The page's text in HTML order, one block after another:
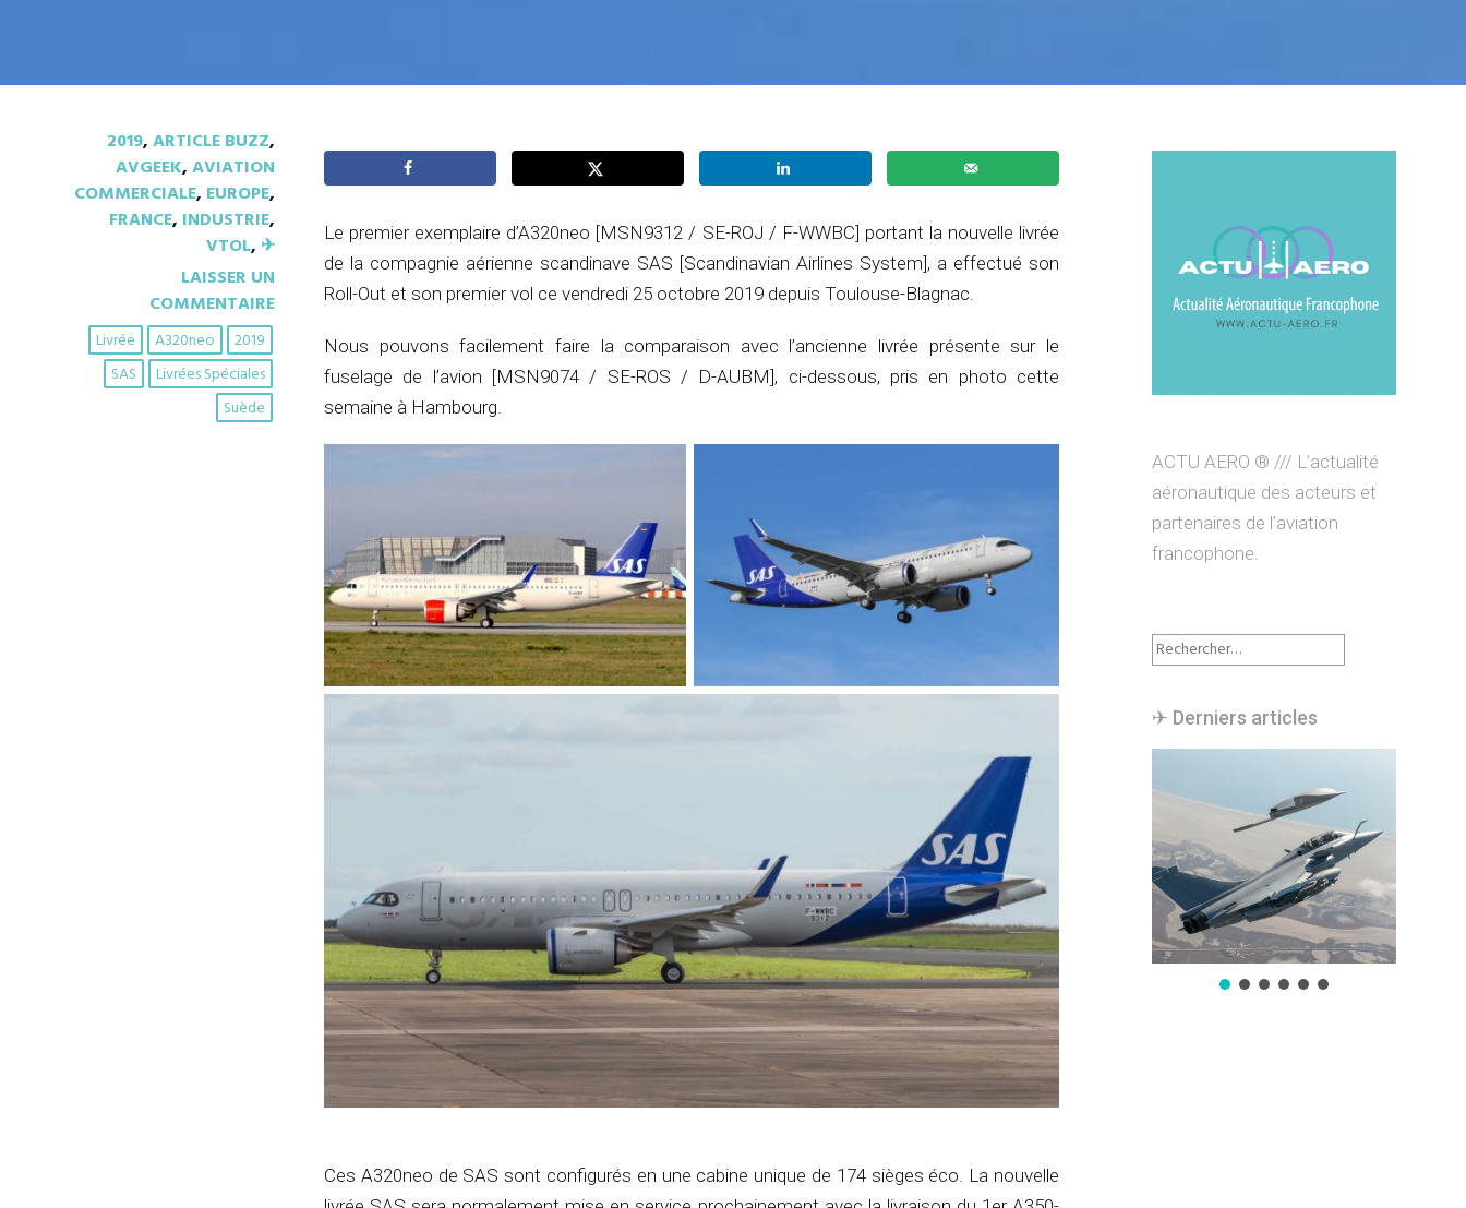
2019,ARTICLE BUZZ,
AVGEEK,AVIATION
COMMERCIALE, EUROPE,
FRANCE, INDUSTRIE,
VTOL, ✈︎
LAISSER UN
COMMENTAIRE
2019
A320neo
Livrée
Livrées Spéciales
SAS
Suède
Le premier exemplaire d’A320neo [MSN9312 / SE-ROJ / F-WWBC] portant la nouvelle livrée
de la compagnie aérienne scandinave SAS [Scandinavian Airlines System], a effectué son
Roll-Out et son premier vol ce vendredi 25 octobre 2019 depuis Toulouse-Blagnac.
Nous pouvons facilement faire la comparaison avec l’ancienne livrée présente sur le
fuselage de l’avion [MSN9074 / SE-ROS / D-AUBM], ci-dessous, pris en photo cette
semaine à Hambourg.
Ces A320neo de SAS sont configurés en une cabine unique de 174 sièges éco. La nouvelle
ACTU AERO ® /// L’actualité
aéronautique des acteurs et
partenaires de l’aviation
francophone.
Rechercher :
✈︎ Derniers articles